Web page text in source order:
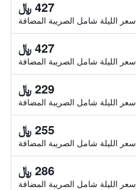
427 ﷼
سعر الليلة شامل الصريبة المضافة
427 ﷼
سعر الليلة شامل الصريبة المضافة
229 ﷼
سعر الليلة شامل الصريبة المضافة
255 ﷼
سعر الليلة شامل الصريبة المضافة
286 ﷼
سعر الليلة شامل الصريبة المضافة